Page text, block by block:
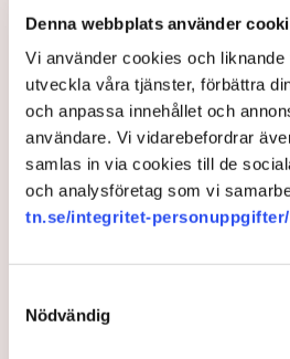
Denna webbplats använder
Vi använder cookies och
utveckla våra tjänster, förbättra
och anpassa innehållet och
användare. Vi vidarebefordrar
samlas in via cookies till de
och analysföretag som vi
tn.se/integritet-personuppgifter/
Nödvändig
det ju otroligt viktigt att man är med
Och där är inte Sverige i dag,
tätaste samarbetet av alla i EU. Och
Sverige.
Vad anser du att vi riskerar
att vi kommer komma längre och
beslutens mittpunkt?
– Ja, vi är långt från de beslut som
talan i de här sammanhangen. Det
ekonomiska frågor, ekonomisk
delarna av samarbetet fattas utan